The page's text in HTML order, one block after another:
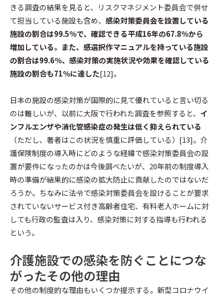
きる調査の結果を見ると、リスクマネジメント委員会で併せ
て担当している施設も含め、 感染対策委員会を設置している
施設の割合は99.5％で、確認できる平成16年の67.8％から
増加している。また、感選択作マニュアルを持っている施設
の割合は99.6％、感染対策の実施状況や効果を確認している
施設の割合も71％に達した[12]。
日本の施設の感染対策が国際的に見て優れていると言い切る
のは難しいが、以前に大阪で行われた調査を参照すると、 イ
ンフルエンザや消化管感染症の発生は低く抑えられている
（ただし、著者はこの状況を慎重に評価している）[13]。介
護保険制度の導入時にどのような経緯で感染対策委員会の設
置が要件になったのかは今後調べたいが、20年前の制度導入
時の準備が結果的に感染の拡大防止に貢献したのではないだ
ろうか。ちなみに法令で感染対策委員会を設けることが要求
されていないサービス付き高齢者住宅、有料老人ホームに対
しても行政の監査は入り、感染対策に対する指導も行われる
という。
介護施設での感染を防ぐことにつな
がったその他の理由
その他の制度的な理由もいくつか提示する。新型コロナウイ